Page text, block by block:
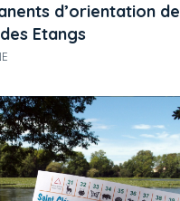
d’orientation de
Etangs